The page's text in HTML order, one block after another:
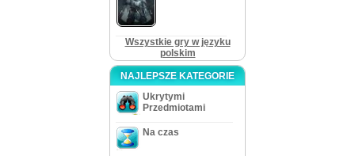
Wszystkie gry w języku
polskim
NAJLEPSZE KATEGORIE
Ukrytymi
Przedmiotami
Na czas